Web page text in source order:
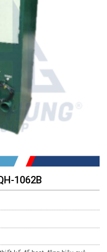
1062B